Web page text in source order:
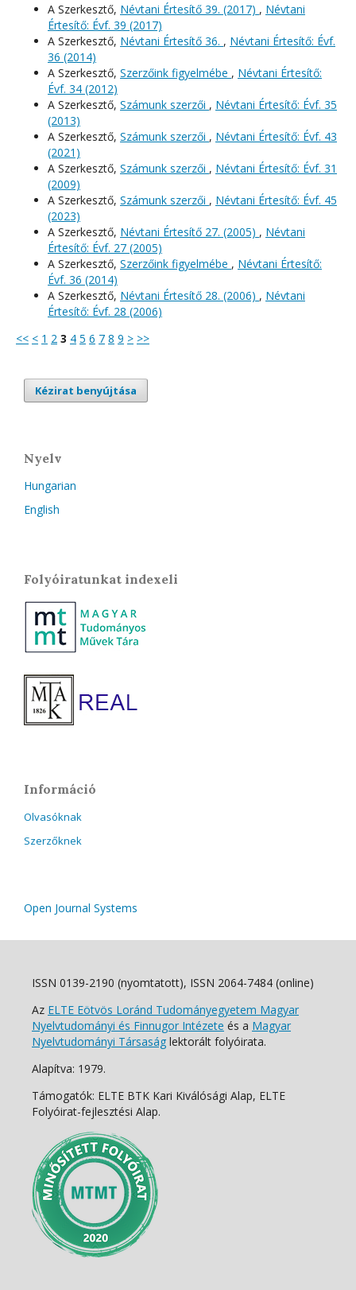
A Szerkesztő, Névtani Értesítő 39. (2017) , Névtani
Értesítő: Évf. 39 (2017)
A Szerkesztő, Névtani Értesítő 36. , Névtani Értesítő: Évf.
36 (2014)
A Szerkesztő, Szerzőink figyelmébe , Névtani Értesítő:
Évf. 34 (2012)
A Szerkesztő, Számunk szerzői , Névtani Értesítő: Évf. 35
(2013)
A Szerkesztő, Számunk szerzői , Névtani Értesítő: Évf. 43
(2021)
A Szerkesztő, Számunk szerzői , Névtani Értesítő: Évf. 31
(2009)
A Szerkesztő, Számunk szerzői , Névtani Értesítő: Évf. 45
(2023)
A Szerkesztő, Névtani Értesítő 27. (2005) , Névtani
Értesítő: Évf. 27 (2005)
A Szerkesztő, Szerzőink figyelmébe , Névtani Értesítő:
Évf. 36 (2014)
A Szerkesztő, Névtani Értesítő 28. (2006) , Névtani
Értesítő: Évf. 28 (2006)
<< < 1 2 3 4 5 6 7 8 9 > >>
Kézirat benyújtása
Nyelv
Hungarian
English
Folyóiratunkat indexeli
Információ
Olvasóknak
Szerzőknek
Open Journal Systems
ISSN 0139-2190 (nyomtatott), ISSN 2064-7484 (online)
Az ELTE Eötvös Loránd Tudományegyetem Magyar
Nyelvtudományi és Finnugor Intézete és a Magyar
Nyelvtudományi Társaság lektorált folyóirata.
Alapítva: 1979.
Támogatók: ELTE BTK Kari Kiválósági Alap, ELTE
Folyóirat-fejlesztési Alap.